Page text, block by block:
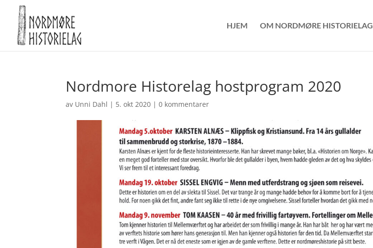
HJEM OM NORDMØRE HISTORIELAG
Nordmore Historelag hostprogram 2020
av Unni Dahl | 5. okt 2020 |0 kommentarer